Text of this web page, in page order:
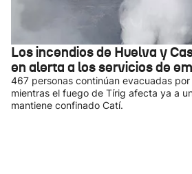
Los incendios de Huelva y
en alerta a los servicios de
467 personas continúan evacuadas
mientras el fuego de Tírig afecta ya a
mantiene confinado Catí.